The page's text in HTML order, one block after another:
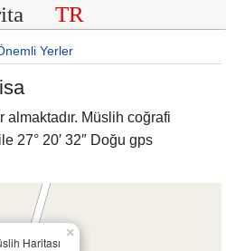
TR
Yerler
almaktadır. Müslih coğrafi
27° 20′ 32″ Doğu gps
Haritası
×